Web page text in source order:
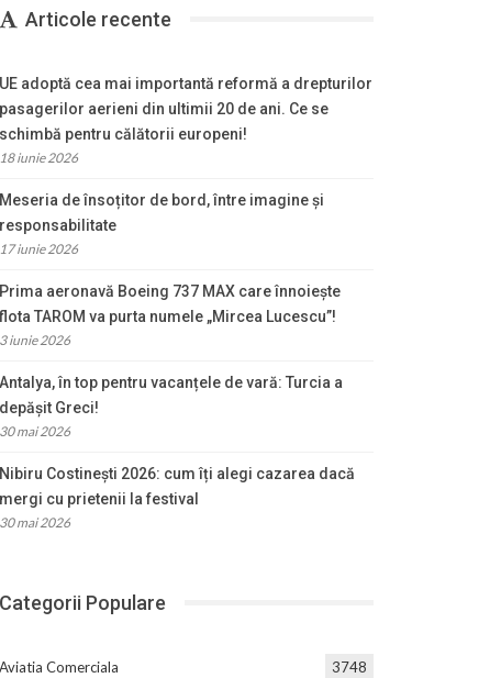
Articole recente
UE adoptă cea mai importantă reformă a drepturilor
pasagerilor aerieni din ultimii 20 de ani. Ce se
schimbă pentru călătorii europeni!
18 iunie 2026
Meseria de însoțitor de bord, între imagine și
responsabilitate
17 iunie 2026
Prima aeronavă Boeing 737 MAX care înnoiește
TAROM va purta numele „Mircea Lucescu”!
3 iunie 2026
Antalya, în top pentru vacanțele de vară: Turcia a
depășit Greci!
30 mai 2026
Nibiru Costinești 2026: cum îți alegi cazarea dacă
mergi cu prietenii la festival
30 mai 2026
Categorii Populare
Aviatia Comerciala 3748